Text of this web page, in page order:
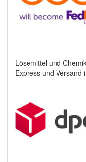
Lösemittel und
Express und Versand